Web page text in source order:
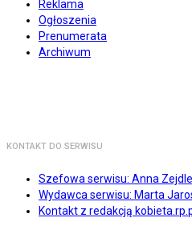
Reklama
Ogłoszenia
Prenumerata
Archiwum
KONTAKT DO SERWISU
Szefowa serwisu: Anna
Wydawca serwisu: Marta
Kontakt z redakcją